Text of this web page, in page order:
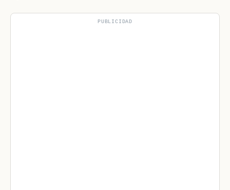
PUBLICIDAD